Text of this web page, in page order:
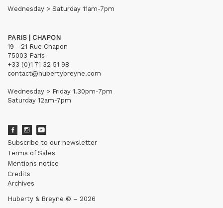
Wednesday > Saturday 11am-7pm
PARIS | CHAPON
19 - 21 Rue Chapon
75003 Paris
+33 (0)1 71 32 51 98
contact@hubertybreyne.com
Wednesday > Friday 1.30pm-7pm
Saturday 12am-7pm
Subscribe to our newsletter
Terms of Sales
Mentions notice
Credits
Archives
Huberty & Breyne © – 2026